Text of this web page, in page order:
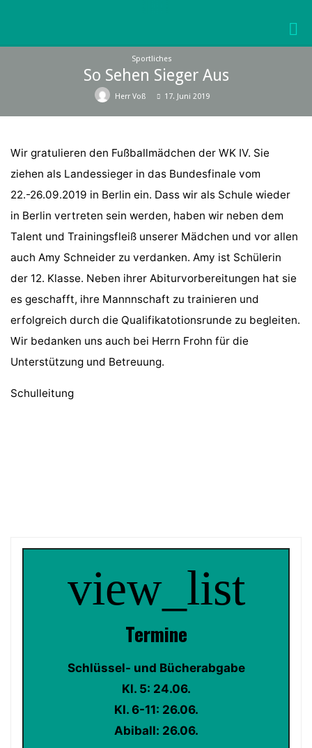
content
FRIEDRICH-
GYMNASIUM
WOLMIRSTEDT
Sportliches
So Sehen Sieger Aus
Herr Voß 17. Juni 2019
Wir gratulieren den Fußballmädchen der WK IV. Sie
ziehen als Landessieger in das Bundesfinale vom
22.-26.09.2019 in Berlin ein. Dass wir als Schule wieder
in Berlin vertreten sein werden, haben wir neben dem
Talent und Trainingsfleiß unserer Mädchen und vor allen
auch Amy Schneider zu verdanken. Amy ist Schülerin
der 12. Klasse. Neben ihrer Abiturvorbereitungen hat sie
es geschafft, ihre Mannnschaft zu trainieren und
erfolgreich durch die Qualifikatotionsrunde zu begleiten.
Wir bedanken uns auch bei Herrn Frohn für die
Unterstützung und Betreuung.
Schulleitung
view_list
Termine
Schlüssel- und Bücherabgabe
Kl. 5: 24.06.
Kl. 6-11: 26.06.
Abiball: 26.06.